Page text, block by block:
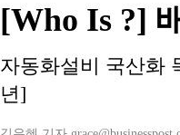
[Who Is ?]
자동화설비 국산화
년]